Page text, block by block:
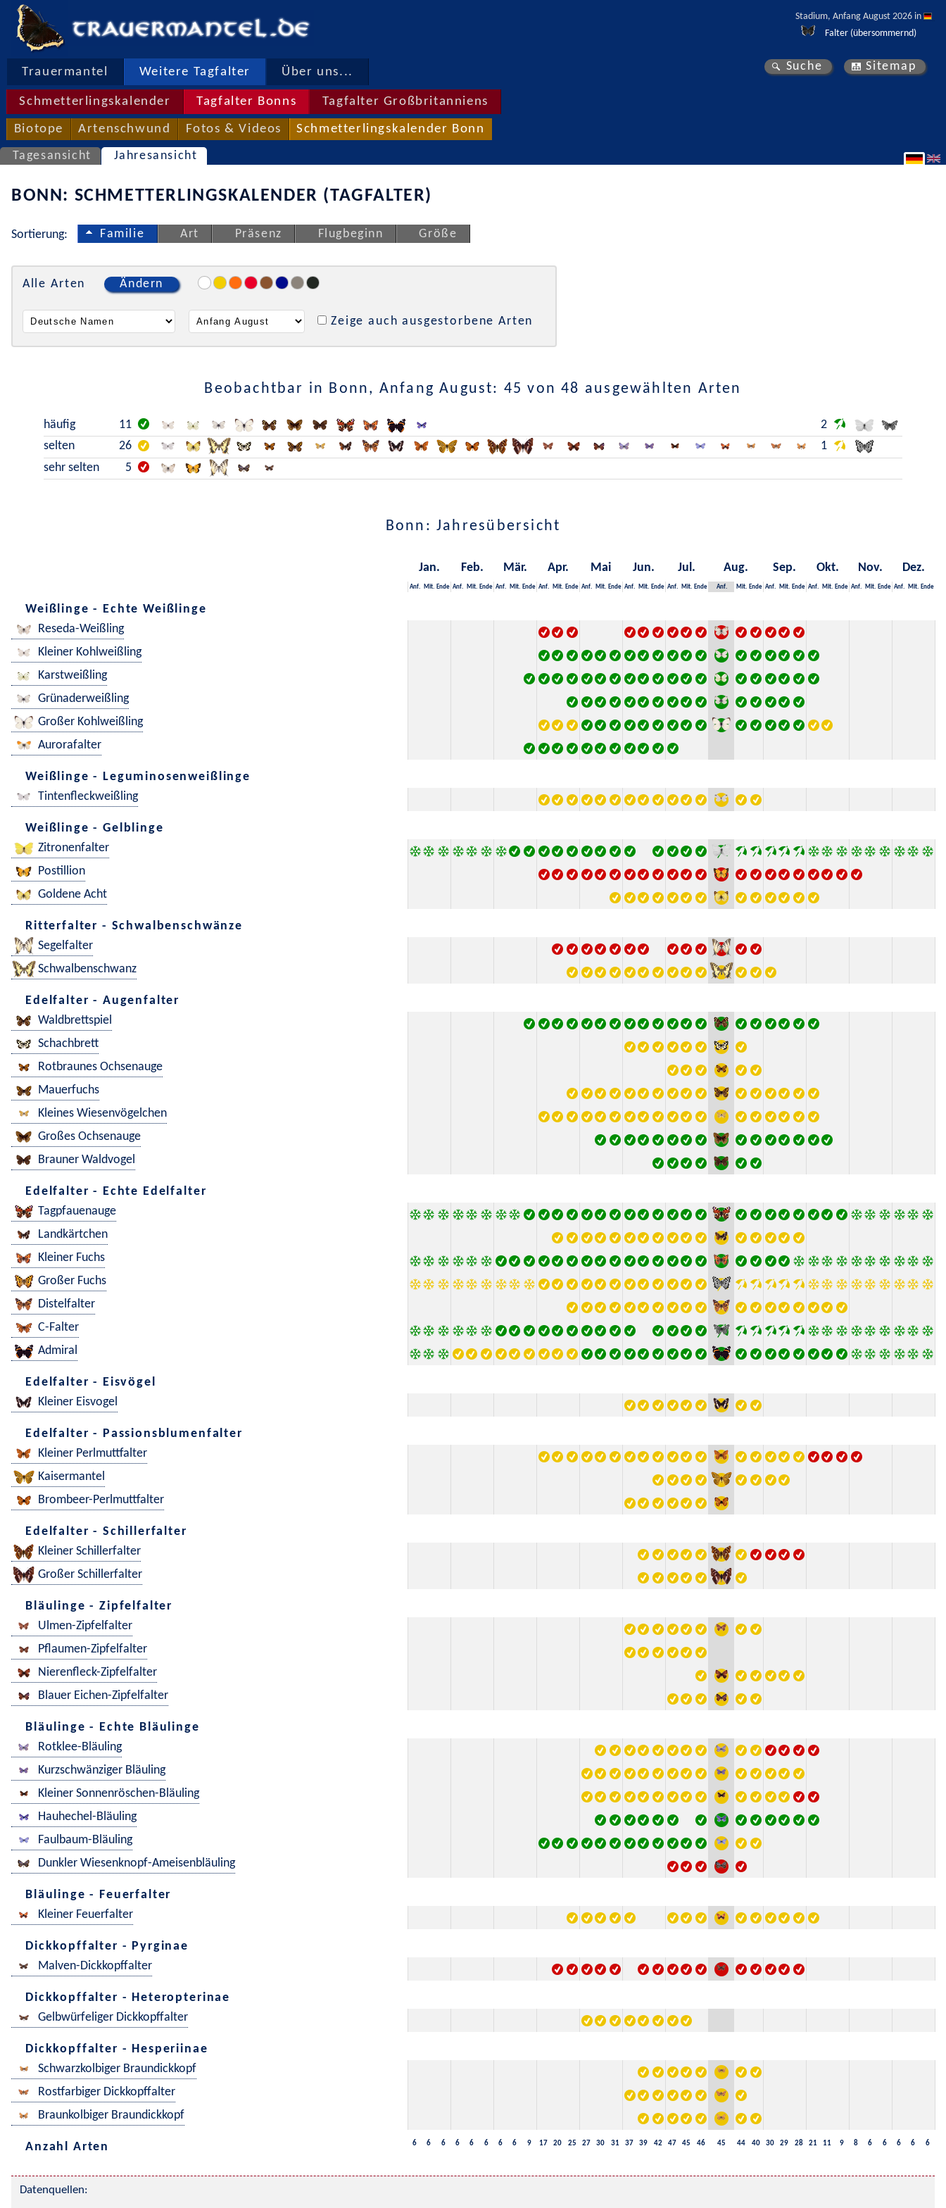
Stadium, Anfang August 2026 in
Falter (übersommernd)
Trauermantel Weitere Tagfalter Über uns...
Schmetterlingskalender Tagfalter Bonns Tagfalter Großbritanniens
Biotope Artenschwund Fotos & Videos Schmetterlingskalender Bonn
Suche Sitemap
Tagesansicht Jahresansicht
BONN: SCHMETTERLINGSKALENDER (TAGFALTER)
Sortierung: Familie Art Präsenz Flugbeginn Größe
Alle Arten Ändern
Zeige auch ausgestorbene Arten
Beobachtbar in Bonn, Anfang August: 45 von 48 ausgewählten Arten
häufig 11
2
selten
26
1
sehr selten
5
Bonn: Jahresübersicht
Jan. Feb. Mär. Apr. Mai Jun. Jul. Aug. Sep. Okt. Nov. Dez.
Anf. Mit. Ende Anf. Mit. Ende Anf. Mit. Ende Anf. Mit. Ende Anf. Mit. Ende Anf. Mit. Ende Anf. Mit. Ende Anf. Mit. Ende Anf. Mit. Ende Anf. Mit. Ende Anf. Mit. Ende Anf. Mit. Ende
Weißlinge - Echte Weißlinge
Reseda-Weißling
Kleiner Kohlweißling
Karstweißling
Grünaderweißling
Großer Kohlweißling
Aurorafalter
Weißlinge - Leguminosenweißlinge
Tintenfleckweißling
Weißlinge - Gelblinge
Zitronenfalter
Postillion
Goldene Acht
Ritterfalter - Schwalbenschwänze
Segelfalter
Schwalbenschwanz
Edelfalter - Augenfalter
Waldbrettspiel
Schachbrett
Rotbraunes Ochsenauge
Mauerfuchs
Kleines Wiesenvögelchen
Großes Ochsenauge
Brauner Waldvogel
Edelfalter - Echte Edelfalter
Tagpfauenauge
Landkärtchen
Kleiner Fuchs
Großer Fuchs
Distelfalter
C-Falter
Admiral
Edelfalter - Eisvögel
Kleiner Eisvogel
Edelfalter - Passionsblumenfalter
Kleiner Perlmuttfalter
Kaisermantel
Brombeer-Perlmuttfalter
Edelfalter - Schillerfalter
Kleiner Schillerfalter
Großer Schillerfalter
Bläulinge - Zipfelfalter
Ulmen-Zipfelfalter
Pflaumen-Zipfelfalter
Nierenfleck-Zipfelfalter
Blauer Eichen-Zipfelfalter
Bläulinge - Echte Bläulinge
Rotklee-Bläuling
Kurzschwänziger Bläuling
Kleiner Sonnenröschen-Bläuling
Hauhechel-Bläuling
Faulbaum-Bläuling
Dunkler Wiesenknopf-Ameisenbläuling
Bläulinge - Feuerfalter
Kleiner Feuerfalter
Dickkopffalter - Pyrginae
Malven-Dickkopffalter
Dickkopffalter - Heteropterinae
Gelbwürfeliger Dickkopffalter
Dickkopffalter - Hesperiinae
Schwarzkolbiger Braundickkopf
Rostfarbiger Dickkopffalter
Braunkolbiger Braundickkopf
Anzahl Arten 6 6 6 6 6 6 6 6 9 17 20 25 27 30 31 37 39 42 47 45 46 45 44 40 30 29 28 21 11 9 8 6 6 6 6 6
Datenquellen: